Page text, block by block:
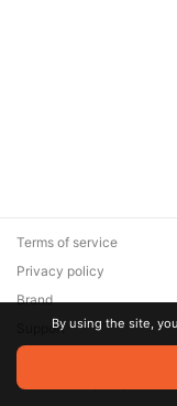
© 2026 Zaya
are the property of
Terms of service
Privacy policy
Brand
SupportBy using the site,